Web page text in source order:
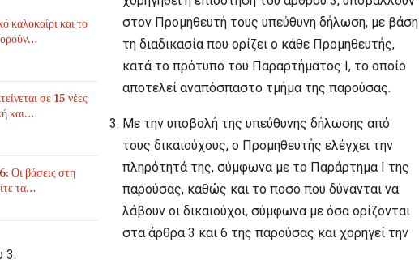
καλοκαίρι και το
σε 15 νέες
και…
Οι βάσεις στη
τα…
στον Προμηθευτή τους υπεύθυνη δήλωση, με βάση
τη διαδικασία που ορίζει ο κάθε Προμηθευτής,
κατά το πρότυπο του Παραρτήματος Ι, το οποίο
αποτελεί αναπόσπαστο τμήμα της παρούσας.
Με την υποβολή της υπεύθυνης δήλωσης από
τους δικαιούχους, ο Προμηθευτής ελέγχει την
πληρότητά της, σύμφωνα με το Παράρτημα Ι της
παρούσας, καθώς και το ποσό που δύνανται να
λάβουν οι δικαιούχοι, σύμφωνα με όσα ορίζονται
στα άρθρα 3 και 6 της παρούσας και χορηγεί την
3.